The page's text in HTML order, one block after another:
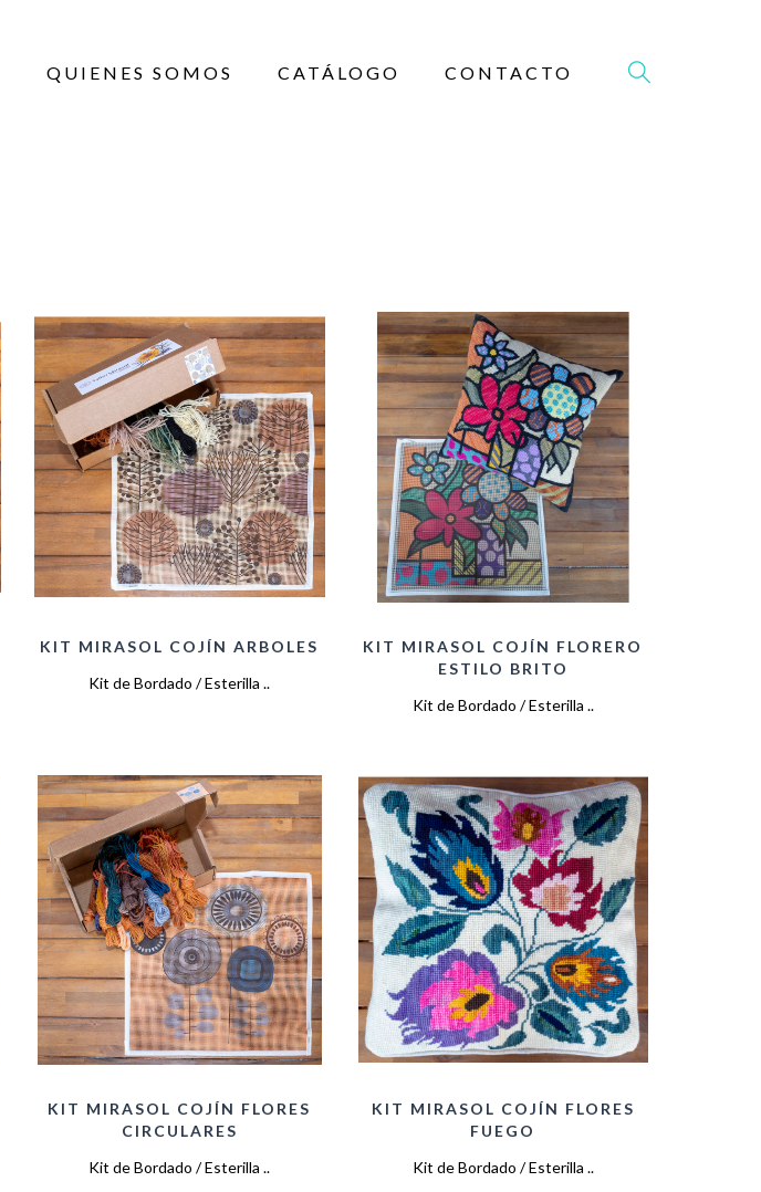
QUIENES SOMOS CATÁLOGO CONTACTO
KIT MIRASOL COJÍN ARBOLES
Kit de Bordado / Esterilla ..
KIT MIRASOL COJÍN FLORERO
ESTILO BRITO
Kit de Bordado / Esterilla ..
KIT MIRASOL COJÍN FLORES
CIRCULARES
Kit de Bordado / Esterilla ..
KIT MIRASOL COJÍN FLORES
FUEGO
Kit de Bordado / Esterilla ..